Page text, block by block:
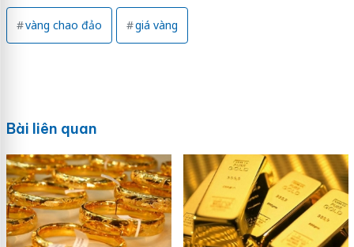
vàng chao đảo giá vàng
Bài liên quan